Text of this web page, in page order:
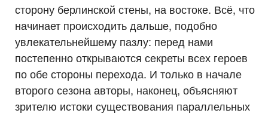
сторону берлинской стены, на востоке. Всё, что
начинает происходить дальше, подобно
увлекательнейшему пазлу: перед нами
постепенно открываются секреты всех героев
по обе стороны перехода. И только в начале
второго сезона авторы, наконец, объясняют
зрителю истоки существования параллельных